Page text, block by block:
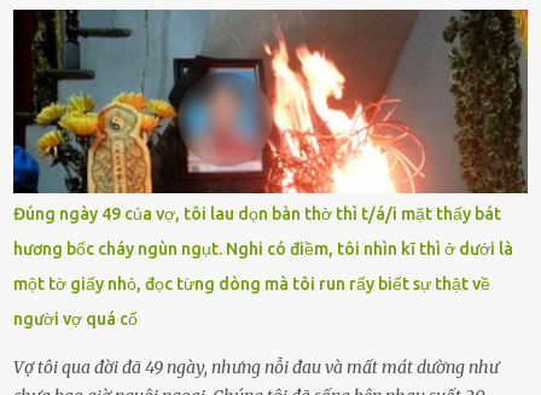
chưa phù hợp, gây xôn xao, bức xúc trong dư luận. Ngay sau đó,
Trường THPT Chuyên Nguyễn Tất Thành báo cáo xác nhận tài
khoản Chu Vinh là của học sinh Chu Ngọc Quang Vinh, lớp 12 Anh
của nhà trường. Nam sinh này từng giành ngôi vô địch, mang về
vòng nguyệt quế cuộc thi tháng 1, quý I, Đường lên đỉnh Olympia
năm thứ 24. Quá trình giáo dục, học sinh Chu Ngọc Quang Vinh đã
nhận thức được nội dung bài viết của bản thân trên mạng xã hội
ngày 1.9 là chưa phù hợp nên đã chủ động gỡ bài viết và đăng bài
xin lỗi trên trang Facebook cá nhân. Chu Ngọc Quang Vinh làm việc
với cơ quan chức năng. Ảnh: Đơn vị cung...
Đúng ngày 49 của vợ, tôi lau dọn bàn thờ thì t/á/i mặt thấy bát
hương bốc cháy ngùn ngụt. Nghi có điềm, tôi nhìn kĩ thì ở dưới là
một tờ giấy nhỏ, đọc từng dòng mà tôi run rẩy biết sự thật về
người vợ quá cố
Vợ tôi qua đời đã 49 ngày, nhưng nỗi đau và mất mát dường như